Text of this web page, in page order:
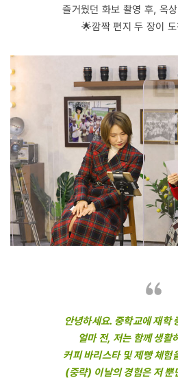
즐거웠던 화보 촬영 후, 옥
🌟깜짝 편지 두 장이
안녕하세요. 중학교에 재학
얼마 전, 저는 함께 생활
커피 바리스타 및 제빵 체험
(중략) 이날의 경험은 저 뿐